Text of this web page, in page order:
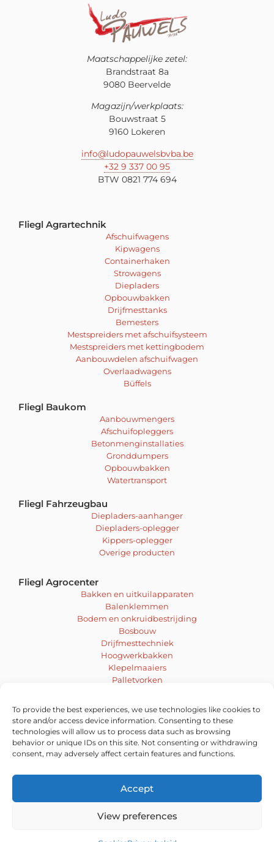
To provide the best experiences, we use technologies like cookies to
store and/or access device information. Consenting to these
technologies will allow us to process data such as browsing
behavior or unique IDs on this site. Not consenting or withdrawing
consent, may adversely affect certain features and functions.
Accept
View preferences
Maatschappelijke zetel:
Brandstraat 8a
9080 Beervelde
Magazijn/werkplaats:
Bouwstraat 5
9160 Lokeren
info@ludopauwelsbvba.be
+32 9 337 00 95
BTW 0821 774 694
Fliegl Agrartechnik
Afschuifwagens
Kipwagens
Containerhaken
Strowagens
Diepladers
Opbouwbakken
Drijfmesttanks
Bemesters
Mestspreiders met afschuifsysteem
Mestspreiders met kettingbodem
Aanbouwdelen afschuifwagen
Overlaadwagens
Büffels
Fliegl Baukom
Aanbouwmengers
Afschuifopleggers
Betonmenginstallaties
Gronddumpers
Opbouwbakken
Watertransport
Fliegl Fahrzeugbau
Diepladers-aanhanger
Diepladers-oplegger
Kippers-oplegger
Overige producten
Fliegl Agrocenter
Bakken en uitkuilapparaten
Balenklemmen
Bodem en onkruidbestrijding
Bosbouw
Drijfmesttechniek
Hoogwerkbakken
Klepelmaaiers
Palletvorken
Veegmachines
Voer- en inkuiltechniek
Vacatures